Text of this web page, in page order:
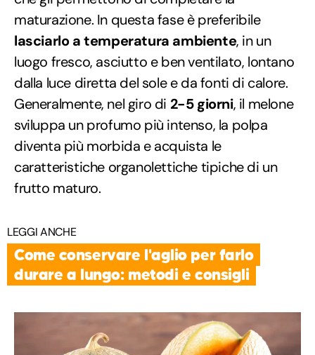
maturazione. In questa fase è preferibile
lasciarlo a temperatura ambiente, in un
luogo fresco, asciutto e ben ventilato, lontano
dalla luce diretta del sole e da fonti di calore.
Generalmente, nel giro di 2-5 giorni, il melone
sviluppa un profumo più intenso, la polpa
diventa più morbida e acquista le
caratteristiche organolettiche tipiche di un
frutto maturo.
LEGGI ANCHE
Come conservare l'aglio per farlo
durare a lungo: metodi e consigli